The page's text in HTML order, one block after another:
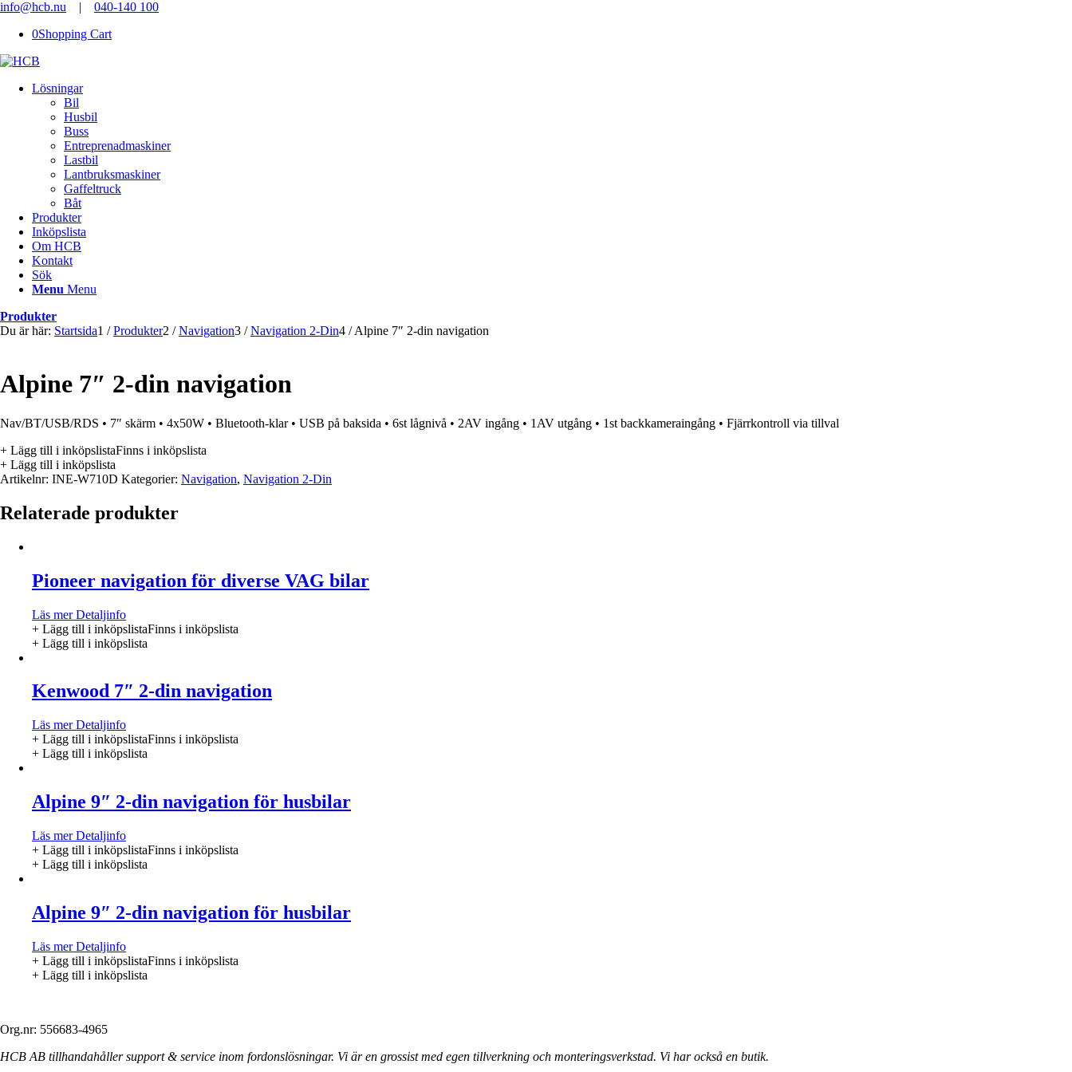
info@hcb.nu | 040-140 100
0Shopping Cart
Lösningar
Bil
Husbil
Buss
Entreprenadmaskiner
Lastbil
Lantbruksmaskiner
Gaffeltruck
Båt
Produkter
Inköpslista
Om HCB
Kontakt
Sök
Menu Menu
Produkter
Du är här: Startsida1 / Produkter2 / Navigation3 / Navigation 2-Din4 / Alpine 7″ 2-din navigation
Alpine 7″ 2-din navigation
Nav/BT/USB/RDS • 7″ skärm • 4x50W • Bluetooth-klar • USB på baksida • 6st lågnivå • 2AV ingång • 1AV utgång • 1st backkameraingång • Fjärrkontroll via tillval
+ Lägg till i inköpslistaFinns i inköpslista
+ Lägg till i inköpslista
Artikelnr: INE-W710D Kategorier: Navigation, Navigation 2-Din
Relaterade produkter
Pioneer navigation för diverse VAG bilar
Läs merDetaljinfo
+ Lägg till i inköpslistaFinns i inköpslista
+ Lägg till i inköpslista
Kenwood 7″ 2-din navigation
Läs merDetaljinfo
+ Lägg till i inköpslistaFinns i inköpslista
+ Lägg till i inköpslista
Alpine 9″ 2-din navigation för husbilar
Läs merDetaljinfo
+ Lägg till i inköpslistaFinns i inköpslista
+ Lägg till i inköpslista
Alpine 9″ 2-din navigation för husbilar
Läs merDetaljinfo
+ Lägg till i inköpslistaFinns i inköpslista
+ Lägg till i inköpslista
Org.nr: 556683-4965
HCB AB tillhandahåller support & service inom fordonslösningar. Vi är en grossist med egen tillverkning och monteringsverkstad. Vi har också en butik.